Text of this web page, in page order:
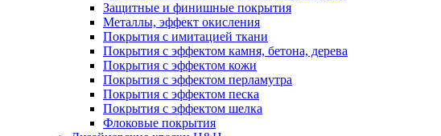
Защитные и финишные покрытия
Металлы, эффект окисления
Покрытия с имитацией ткани
Покрытия с эффектом камня, бетона, дерева
Покрытия с эффектом кожи
Покрытия с эффектом перламутра
Покрытия с эффектом песка
Покрытия с эффектом шелка
Флоковые покрытия